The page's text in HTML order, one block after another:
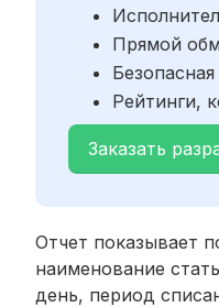
Прямой
Рейтинги,
Заказать
Отчет показывает
наименование
день, период